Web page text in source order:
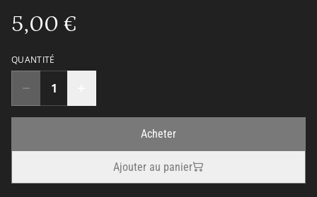
5,00 €
QUANTITÉ
Acheter
Ajouter au panier